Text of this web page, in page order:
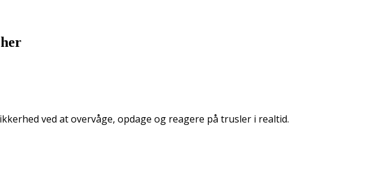
ved at overvåge, opdage og reagere på trusler i realtid.